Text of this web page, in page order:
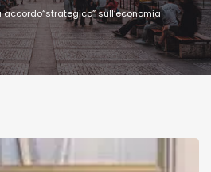
sull’economia